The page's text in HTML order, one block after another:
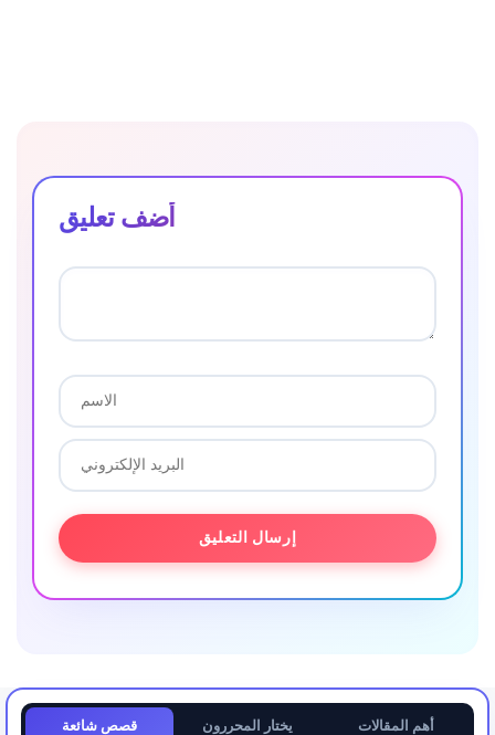
أضف تعليق
قصص شائعة يختار المحررون أهم المقالات